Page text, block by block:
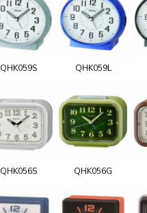
QHK059S QHK059L
QHK056S QHK056G